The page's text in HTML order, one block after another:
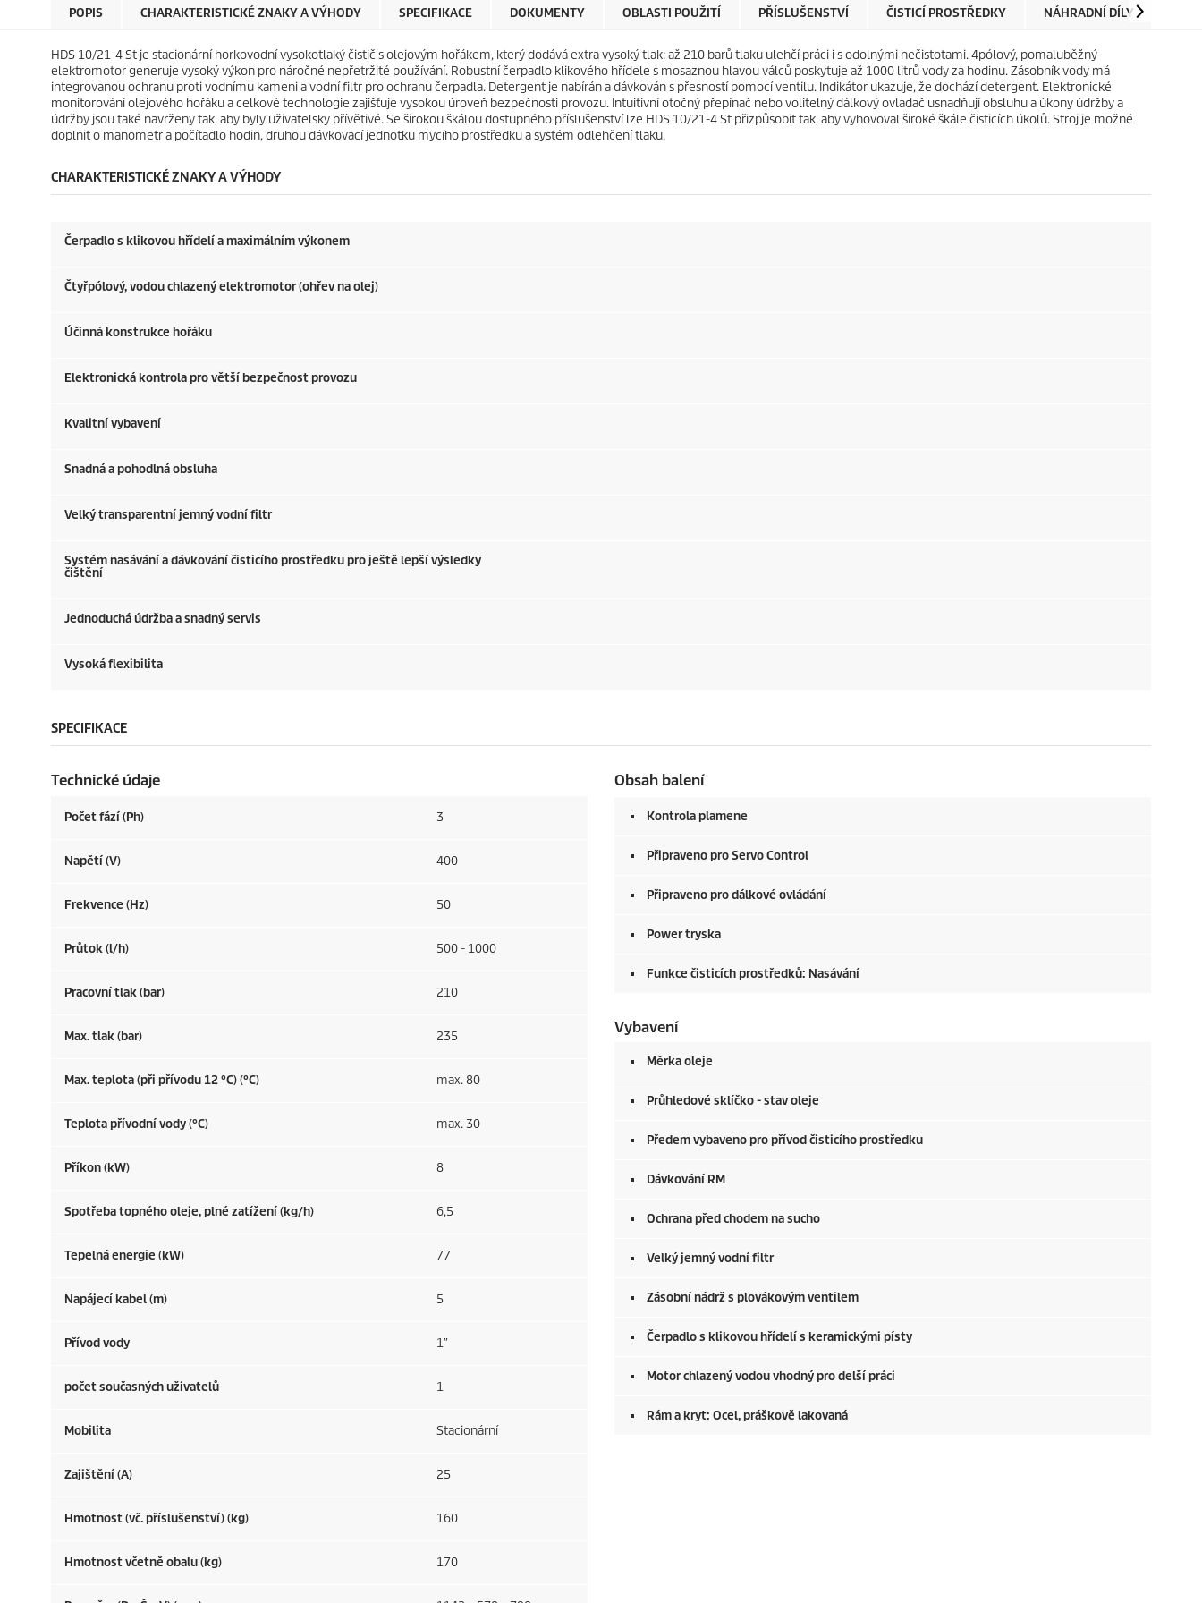
e
e
r
e
e
r
e
e
r
e
e
POPIS CHARAKTERISTICKÉ ZNAKY A VÝHODY SPECIFIKACE DOKUMENTY OBLASTI POUŽITÍ PŘÍSLUŠENSTVÍ ČISTICÍ PROSTŘEDKY NÁHRADNÍ DÍLY
HDS 10/21-4 St je stacionární horkovodní vysokotlaký čistič s olejovým hořákem, který dodává extra vysoký tlak: až 210 barů tlaku ulehčí práci i s odolnými nečistotami. 4pólový, pomaluběžný
elektromotor generuje vysoký výkon pro náročné nepřetržité používání. Robustní čerpadlo klikového hřídele s mosaznou hlavou válců poskytuje až 1000 litrů vody za hodinu. Zásobník vody má
integrovanou ochranu proti vodnímu kameni a vodní filtr pro ochranu čerpadla. Detergent je nabírán a dávkován s přesností pomocí ventilu. Indikátor ukazuje, že dochází detergent. Elektronické
monitorování olejového hořáku a celkové technologie zajišťuje vysokou úroveň bezpečnosti provozu. Intuitivní otočný přepínač nebo volitelný dálkový ovladač usnadňují obsluhu a úkony údržby a
údržby jsou také navrženy tak, aby byly uživatelsky přívětivé. Se širokou škálou dostupného příslušenství lze HDS 10/21-4 St přizpůsobit tak, aby vyhovoval široké škále čisticích úkolů. Stroj je možné
doplnit o manometr a počítadlo hodin, druhou dávkovací jednotku mycího prostředku a systém odlehčení tlaku.
CHARAKTERISTICKÉ ZNAKY A VÝHODY
Čerpadlo s klikovou hřídelí a maximálním výkonem
Čtyřpólový, vodou chlazený elektromotor (ohřev na olej)
Účinná konstrukce hořáku
Elektronická kontrola pro větší bezpečnost provozu
Kvalitní vybavení
Snadná a pohodlná obsluha
Velký transparentní jemný vodní filtr
Systém nasávání a dávkování čisticího prostředku pro ještě lepší výsledky
čištění
Jednoduchá údržba a snadný servis
Vysoká flexibilita
SPECIFIKACE
Technické údaje
Počet fází (Ph) 3
Napětí (V) 400
Frekvence (Hz) 50
Průtok (l/h) 500 - 1000
Pracovní tlak (bar) 210
Max. tlak (bar) 235
Max. teplota (při přívodu 12 °C) (°C) max. 80
Teplota přívodní vody (°C) max. 30
Příkon (kW) 8
Spotřeba topného oleje, plné zatížení (kg/h) 6,5
Tepelná energie (kW) 77
Napájecí kabel (m) 5
Přívod vody 1″
počet současných uživatelů 1
Mobilita Stacionární
Zajištění (A) 25
Hmotnost (vč. příslušenství) (kg) 160
Hmotnost včetně obalu (kg) 170
Obsah balení
Kontrola plamene
Připraveno pro Servo Control
Připraveno pro dálkové ovládání
Power tryska
Funkce čisticích prostředků: Nasávání
Vybavení
Měrka oleje
Průhledové sklíčko - stav oleje
Předem vybaveno pro přívod čisticího prostředku
Dávkování RM
Ochrana před chodem na sucho
Velký jemný vodní filtr
Zásobní nádrž s plovákovým ventilem
Čerpadlo s klikovou hřídelí s keramickými písty
Motor chlazený vodou vhodný pro delší práci
Rám a kryt: Ocel, práškově lakovaná